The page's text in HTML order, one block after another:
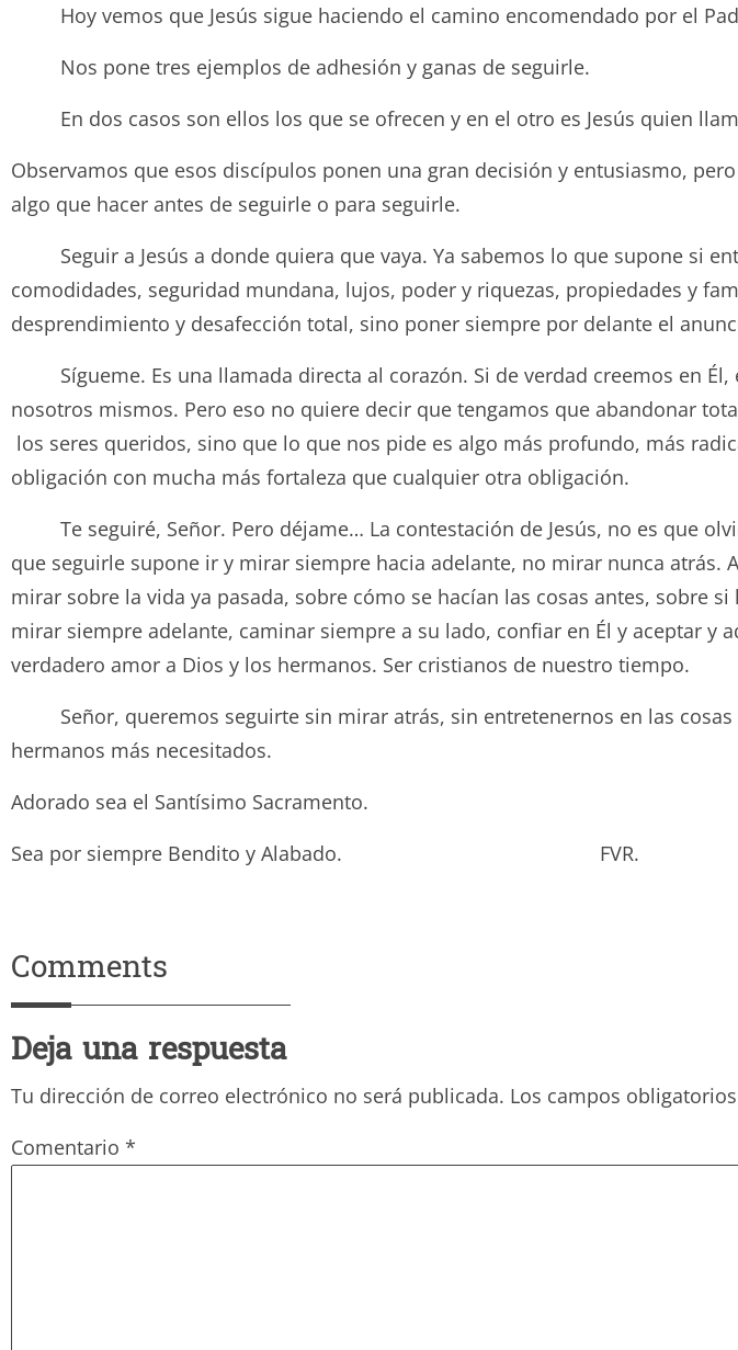
Hoy vemos que Jesús sigue haciendo el camino encomendado por el
Nos pone tres ejemplos de adhesión y ganas de seguirle.
En dos casos son ellos los que se ofrecen y en el otro es Jesús quien
Observamos que esos discípulos ponen una gran decisión y entusiasmo,
algo que hacer antes de seguirle o para seguirle.
Seguir a Jesús a donde quiera que vaya. Ya sabemos lo que supone si
comodidades, seguridad mundana, lujos, poder y riquezas, propiedades y
desprendimiento y desafección total, sino poner siempre por delante el
Sígueme. Es una llamada directa al corazón. Si de verdad creemos en
nosotros mismos. Pero eso no quiere decir que tengamos que abandonar
los seres queridos, sino que lo que nos pide es algo más profundo, más
obligación con mucha más fortaleza que cualquier otra obligación.
Te seguiré, Señor. Pero déjame… La contestación de Jesús, no es que
que seguirle supone ir y mirar siempre hacia adelante, no mirar nunca
mirar sobre la vida ya pasada, sobre cómo se hacían las cosas antes, sobre
mirar siempre adelante, caminar siempre a su lado, confiar en Él y aceptar y
verdadero amor a Dios y los hermanos. Ser cristianos de nuestro tiempo.
Señor, queremos seguirte sin mirar atrás, sin entretenernos en las cosas
hermanos más necesitados.
Adorado sea el Santísimo Sacramento.
Sea por siempre Bendito y Alabado. FVR.
Comments
Deja una respuesta
Tu dirección de correo electrónico no será publicada. Los campos
Comentario *